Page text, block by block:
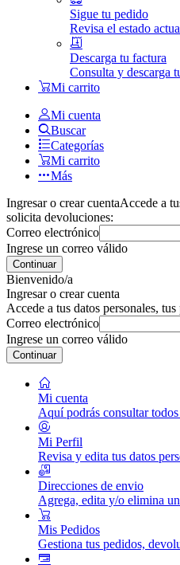
Sigue tu pedido
Revisa el estado
Descarga tu factura
Consulta y descarga
Mi carrito
Mi cuenta
Buscar
Categorías
Mi carrito
Más
Ingresar o crear cuentaAccede a
solicita devoluciones:
Correo electrónico
Ingrese un correo válido
Continuar
Bienvenido/a
Ingresar o crear cuenta
Accede a tus datos personales,
Correo electrónico
Ingrese un correo válido
Continuar
Mi cuenta
Aquí podrás consultar
Mi Perfil
Revisa y edita tus datos
Direcciones de envio
Agrega, edita y/o elimina
Mis Pedidos
Gestiona tus pedidos,